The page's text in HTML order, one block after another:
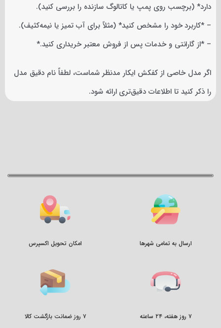
دارد* (برچسب روی پمپ یا کاتالوگ سازنده را بررسی کنید).
– *کاربرد خود را مشخص کنید* (مثلاً برای آب تمیز یا نیمه‌کثیف).
– *از گارانتی و خدمات پس از فروش معتبر خریداری کنید.*
اگر مدل خاصی از کفکش ایکار مدنظر شماست، لطفاً نام دقیق مدل
را ذکر کنید تا اطلاعات دقیق‌تری ارائه شود.
ارسال به تمامی شهرها امکان تحویل اکسپرس
۷ روز هفته، ۲۴ ساعته ۷ روز ضمانت بازگشت کالا